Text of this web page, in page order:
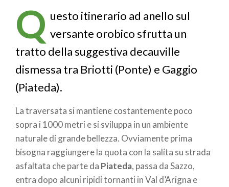
pane
Q uesto itinerario ad anello sul
versante orobico sfrutta un
tratto della suggestiva decauville
dismessa tra Briotti (Ponte) e Gaggio
(Piateda).
La traversata si mantiene costantemente poco
sopra i 1000 metri e si sviluppa in un ambiente
naturale di grande bellezza. Ovviamente prima
bisogna raggiungere la quota con la salita su strada
asfaltata che parte da Piateda, passa da Sazzo,
entra dopo alcuni ripidi tornanti in Val d’Arigna e